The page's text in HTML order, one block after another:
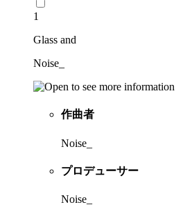
1
Glass and
Noise_
作曲者
Noise_
プロデューサー
Noise_